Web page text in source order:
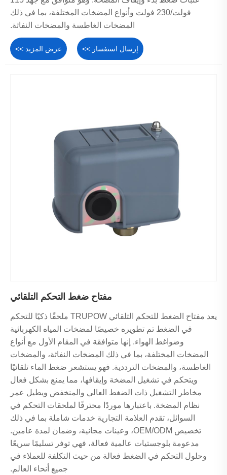
فولت/230 فولت وأنواع المضخات المختلفة، بما في ذلك
المضخات الغاطسة والمضخات النفاثة.
عرض المزيد >> إرسال استفسار >>
مفتاح ضغط التحكم التلقائي
يعد مفتاح الضغط للتحكم التلقائي TRUPOW ملحقًا ذكيًا للتحكم
في الضغط تم تطويره خصيصًا لمضخات المياه الكهربائية
وضواغط الهواء. إنها متوافقة في المقام الأول مع أنواع
المضخات المختلفة، بما في ذلك المضخات النفاثة، والمضخات
الغاطسة، والمضخات الترددية. فهو يستشعر ضغط الماء تلقائيًا
ويتحكم في تشغيل المضخة وإيقافها، مما يمنع بشكل فعال
مخاطر التشغيل ذات الضغط العالي والمنخفض ويطيل عمر
نظام المضخة. باعتبارها موردًا محترفًا لملحقات التحكم في
السوائل، تقدم العلامة التجارية خدمات شاملة بما في ذلك
تخصيص OEM/ODM، وعينات مجانية، وضمان لمدة عامين.
مدعومة بلوجستيات عالمية فعالة، فهي توفر تسليمًا سريعًا
وحلول التحكم في الضغط فعالة من حيث التكلفة للعملاء في
جميع أنحاء العالم.